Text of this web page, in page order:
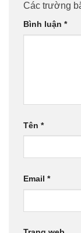
Các trường
Bình luận *
Tên *
Email *